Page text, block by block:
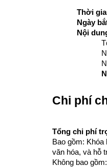
Thời
Ngày
Nội
Chi phí
Tổng chi phí
Bao gồm:
văn hóa, và hỗ
Không bao